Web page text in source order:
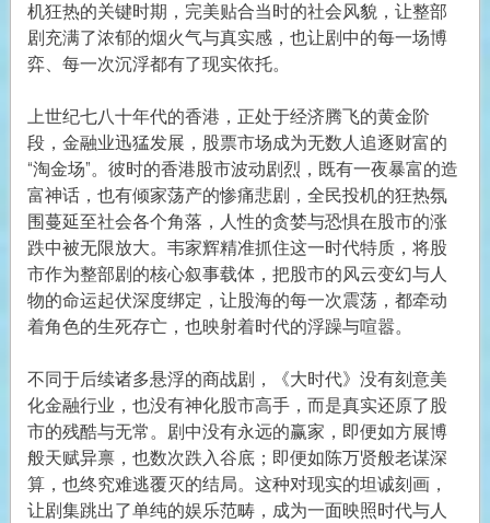
机狂热的关键时期，完美贴合当时的社会风貌，让整部
剧充满了浓郁的烟火气与真实感，也让剧中的每一场博
弈、每一次沉浮都有了现实依托。
上世纪七八十年代的香港，正处于经济腾飞的黄金阶
段，金融业迅猛发展，股票市场成为无数人追逐财富的
“淘金场”。彼时的香港股市波动剧烈，既有一夜暴富的造
富神话，也有倾家荡产的惨痛悲剧，全民投机的狂热氛
围蔓延至社会各个角落，人性的贪婪与恐惧在股市的涨
跌中被无限放大。韦家辉精准抓住这一时代特质，将股
市作为整部剧的核心叙事载体，把股市的风云变幻与人
物的命运起伏深度绑定，让股海的每一次震荡，都牵动
着角色的生死存亡，也映射着时代的浮躁与喧嚣。
不同于后续诸多悬浮的商战剧，《大时代》没有刻意美
化金融行业，也没有神化股市高手，而是真实还原了股
市的残酷与无常。剧中没有永远的赢家，即便如方展博
般天赋异禀，也数次跌入谷底；即便如陈万贤般老谋深
算，也终究难逃覆灭的结局。这种对现实的坦诚刻画，
让剧集跳出了单纯的娱乐范畴，成为一面映照时代与人